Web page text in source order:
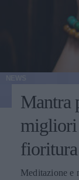
Mantra
migliori
fioritura
Meditazione e